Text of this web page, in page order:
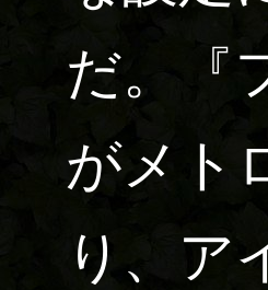
だ。『
がメト
り、ア